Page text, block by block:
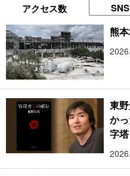
アクセス数
熊
東
か
字